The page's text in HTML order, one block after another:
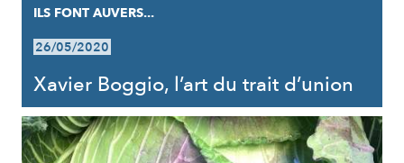
ILS FONT AUVERS...
26/05/2020
Xavier Boggio, l’art du trait d’union